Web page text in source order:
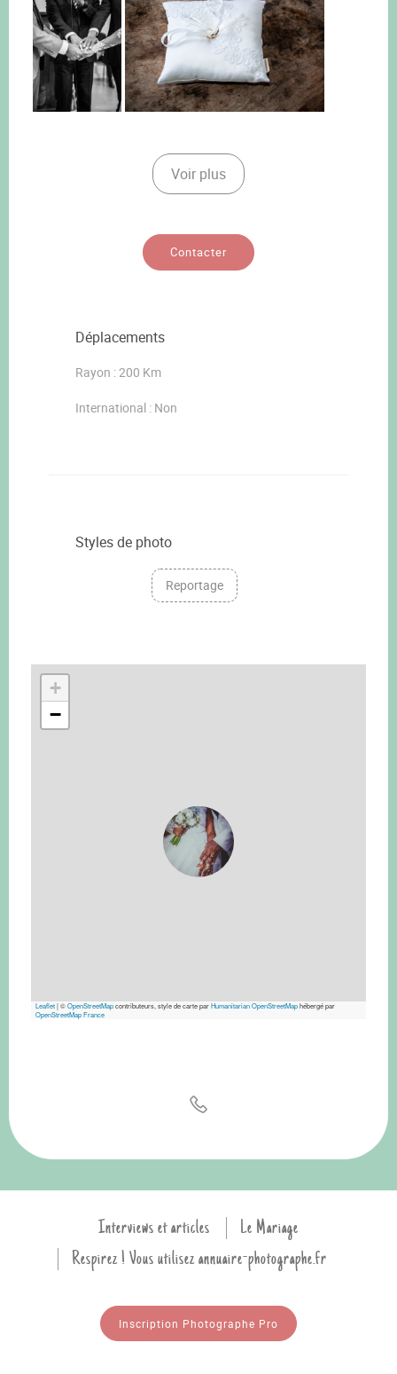
Voir plus
Contacter
Déplacements
Rayon : 200 Km
International : Non
Styles de photo
Reportage
+
−
Leaflet|©OpenStreetMapcontributeurs, style de carte parHumanitarian OpenStreetMaphébergé par
OpenStreetMap France
Interviews et articles
Le Mariage
Respirez ! Vous utilisez annuaire-photographe.fr
Inscription Photographe Pro